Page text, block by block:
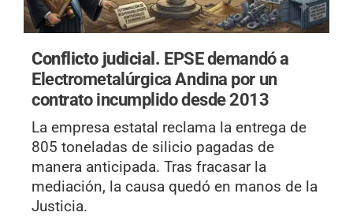
Conflicto judicial. EPSE demandó a
Electrometalúrgica Andina por un
contrato incumplido desde 2013
La empresa estatal reclama la entrega de
805 toneladas de silicio pagadas de
manera anticipada. Tras fracasar la
mediación, la causa quedó en manos de la
Justicia.